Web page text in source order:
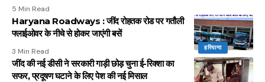
5 Min Read
हरियाणा
Haryana Roadways : जींद रोहतक रोड पर गतौली
फ्लाईओवर के नीचे से होकर जाएंगी बसें
3 Min Read
जींद की नई डीसी ने सरकारी गाड़ी छोड़ चुना ई-रिक्शा का
सफर, प्रदूषण घटाने के लिए पेश की नई मिसाल